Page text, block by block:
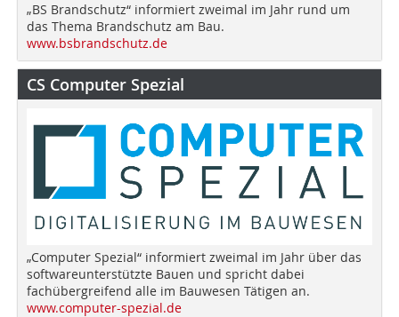
„BS Brandschutz“ informiert zweimal im Jahr rund um
das Thema Brandschutz am Bau.
www.bsbrandschutz.de
CS Computer Spezial
„Computer Spezial“ informiert zweimal im Jahr über das
softwareunterstützte Bauen und spricht dabei
fachübergreifend alle im Bauwesen Tätigen an.
www.computer-spezial.de